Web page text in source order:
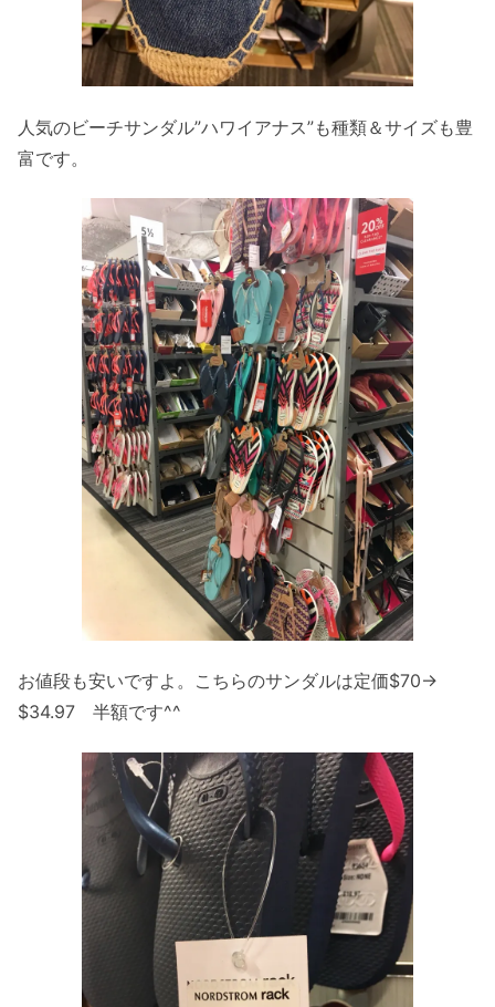
人気のビーチサンダル”ハワイアナス”も種類＆サイズも豊
富です。
お値段も安いですよ。こちらのサンダルは定価$70→
$34.97 半額です^^